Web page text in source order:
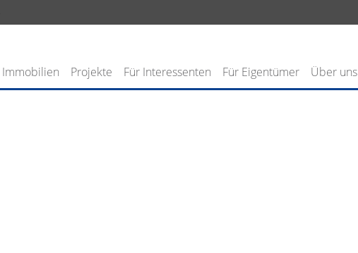
Immobilien Projekte Für Interessenten Für Eigentümer Über uns